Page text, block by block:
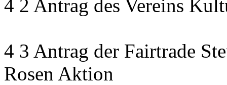
4 2 Antrag des Vereins
4 3 Antrag der Fairtrade
Rosen Aktion